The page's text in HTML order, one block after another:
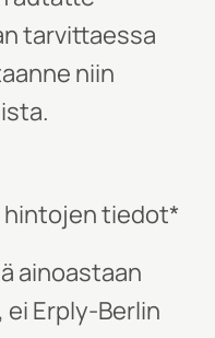
tarvittaessa
niin
hintojen tiedot*
ainoastaan
Erply-Berlin